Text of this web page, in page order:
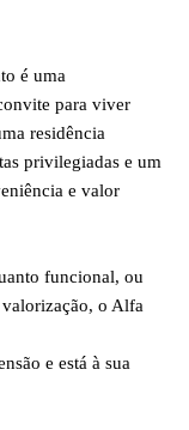
é uma
para viver
residência
privilegiadas e um
e valor
funcional, ou
o Alfa
e está à sua